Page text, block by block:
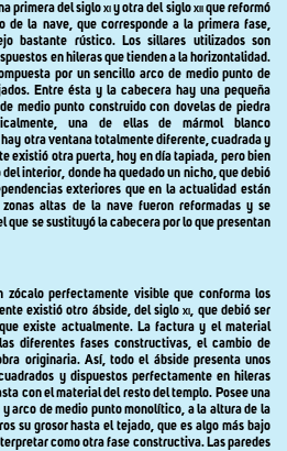
primera del sigloxiy otra del sigloxiique reformó
de la nave, que corresponde a la primera fase,
bastante rústico. Los sillares utilizados son
en hileras que tienden a la horizontalidad.
por un sencillo arco de medio punto de
Entre ésta y la cabecera hay una pequeña
medio punto construido con dovelas de piedra
una de ellas de mármol blanco
otra ventana totalmente diferente, cuadrada y
existió otra puerta, hoy en día tapiada, pero bien
interior, donde ha quedado un nicho, que debió
exteriores que en la actualidad están
altas de la nave fueron reformadas y se
que se sustituyó la cabecera por lo que presentan
zócalo perfectamente visible que conforma los
existió otro ábside, del sigloxi, que debió ser
existe actualmente. La factura y el material
diferentes fases constructivas, el cambio de
originaria. Así, todo el ábside presenta unos
y dispuestos perfectamente en hileras
con el material del resto del templo. Posee una
arco de medio punto monolítico, a la altura de la
su grosor hasta el tejado, que es algo más bajo
como otra fase constructiva. Las paredes